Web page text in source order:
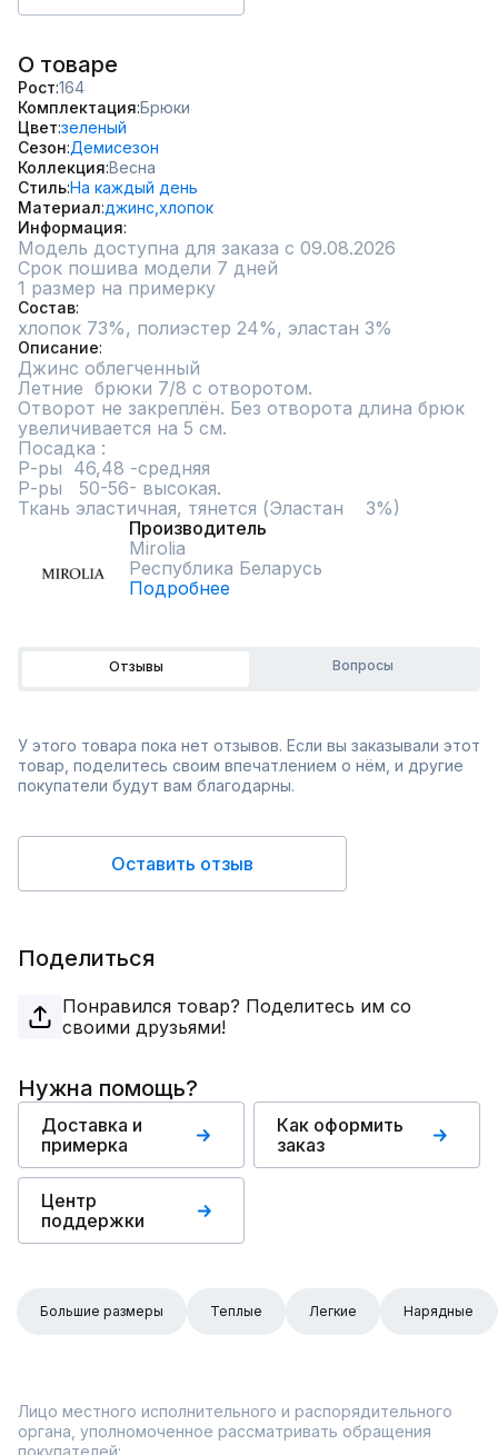
О товаре
Рост 164
Комплектация Брюки
Цвет зеленый
Сезон Демисезон
Коллекция Весна
СтильНа каждый день
Материал джинс, хлопок
Информация
Модель доступна для заказа с 09.08.2026
Срок пошива модели 7 дней
1 размер на примерку
Состав
хлопок 73%, полиэстер 24%, эластан 3%
Описание
Джинс облегченный
Летние  брюки 7/8 c отворотом.
Отворот не закреплён. Без отворота длина брюк
увеличивается на 5 см.
Посадка :
Р-ры  46,48 -средняя
Р-ры   50-56- высокая.
Ткань эластичная, тянется (Эластан    3%)
Производитель
Mirolia
Республика Беларусь
Подробнее
Отзывы Вопросы
У этого товара пока нет отзывов. Если вы заказывали этот
товар, поделитесь своим впечатлением о нём, и другие
покупатели будут вам благодарны.
Оставить отзыв
Поделиться
Понравился товар? Поделитесь им со
своими друзьями!
Нужна помощь?
Доставка и
примерка
Как оформить
заказ
Центр
поддержки
Большие размеры Теплые Легкие Нарядные
Лицо местного исполнительного и распорядительного
органа, уполномоченное рассматривать обращения
покупателей: